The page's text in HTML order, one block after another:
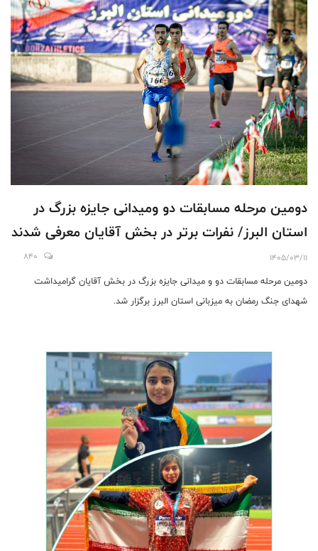
دومین مرحله مسابقات دو ومیدانی جایزه بزرگ در
استان البرز/ نفرات برتر در بخش آقایان معرفی شدند
1405/03/11
840
دومین مرحله مسابقات دو و میدانی جایزه بزرگ در بخش آقایان گرامیداشت
شهدای جنگ رمضان به میزبانی استان البرز برگزار شد.